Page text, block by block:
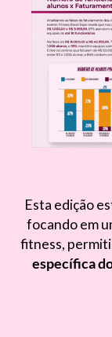
Esta edição
focando em
fitness,
específica